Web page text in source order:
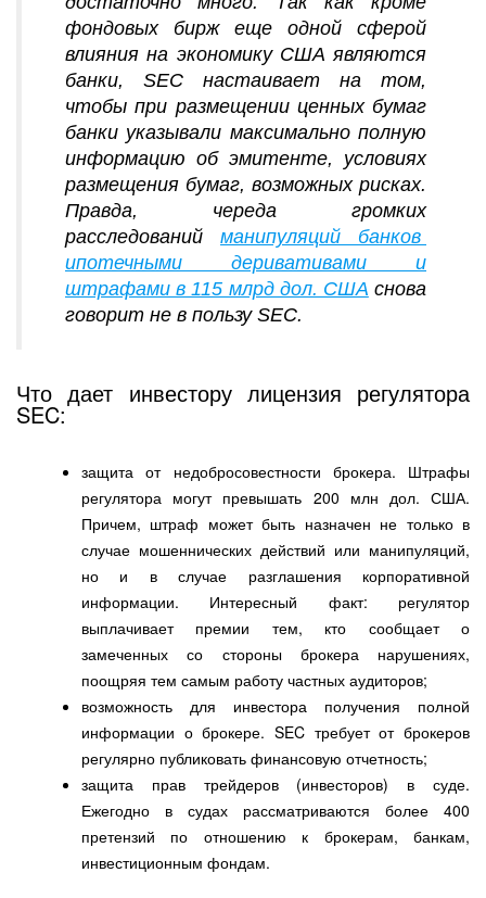
фондовых бирж еще одной сферой
влияния на экономику США являются
банки, SEC настаивает на том,
чтобы при размещении ценных бумаг
банки указывали максимально полную
информацию об эмитенте, условиях
размещения бумаг, возможных рисках.
Правда, череда громких
расследований манипуляций банков
ипотечными деривативами и
штрафами в 115 млрд дол. США снова
говорит не в пользу SEC.
Что дает инвестору лицензия регулятора
SEC:
защита от недобросовестности брокера. Штрафы
регулятора могут превышать 200 млн дол. США.
Причем, штраф может быть назначен не только в
случае мошеннических действий или манипуляций,
но и в случае разглашения корпоративной
информации. Интересный факт: регулятор
выплачивает премии тем, кто сообщает о
замеченных со стороны брокера нарушениях,
поощряя тем самым работу частных аудиторов;
возможность для инвестора получения полной
информации о брокере. SEC требует от брокеров
регулярно публиковать финансовую отчетность;
защита прав трейдеров (инвесторов) в суде.
Ежегодно в судах рассматриваются более 400
претензий по отношению к брокерам, банкам,
инвестиционным фондам.